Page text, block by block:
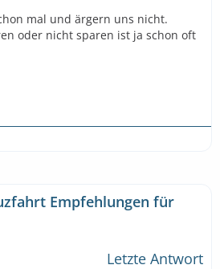
mal und ärgern uns nicht.
oder nicht sparen ist ja schon oft
Empfehlungen für
Letzte Antwort